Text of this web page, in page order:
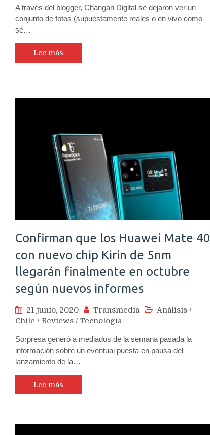
A través del blogger, Changan Digital se dejaron ver un
conjunto de fotos (supuestamente reales o en vivo como
se…
Lee más
Confirman que los Huawei Mate 40
con nuevo chip Kirin de 5nm
llegarán finalmente en octubre
según nuevos informes
21 junio, 2020 Transmedia Análisis /
Chile / Reviews / Tecnología
Sorpresa generó a mediados de la semana pasada la
información sobre un eventual puesta en pausa del
lanzamiento de la…
Lee más